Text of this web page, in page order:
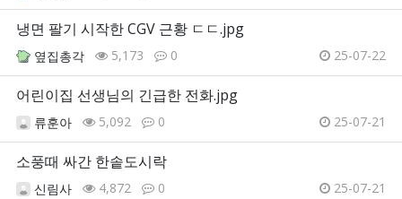
냉면 팔기 시작한 CGV 근황 ㄷㄷ.jpg
옆집총각 5,173 0 25-07-22
어린이집 선생님의 긴급한 전화.jpg
류훈아 5,092 0 25-07-21
소풍때 싸간 한솥도시락
신림사 4,872 0 25-07-21